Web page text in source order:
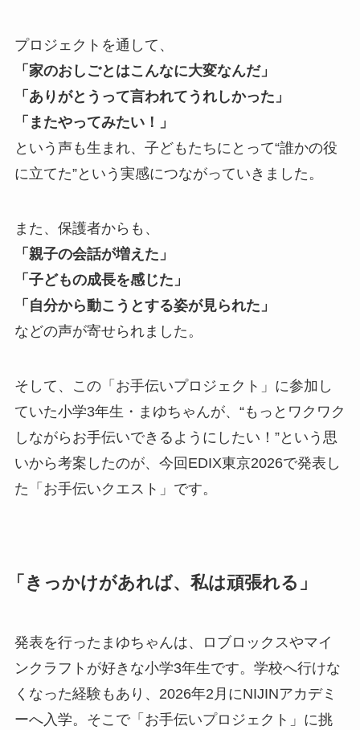
プロジェクトを通して、
「家のおしごとはこんなに大変なんだ」
「ありがとうって言われてうれしかった」
「またやってみたい！」
という声も生まれ、子どもたちにとって“誰かの役
に立てた”という実感につながっていきました。
また、保護者からも、
「親子の会話が増えた」
「子どもの成長を感じた」
「自分から動こうとする姿が見られた」
などの声が寄せられました。
そして、この「お手伝いプロジェクト」に参加し
ていた小学3年生・まゆちゃんが、“もっとワクワク
しながらお手伝いできるようにしたい！”という思
いから考案したのが、今回EDIX東京2026で発表し
た「お手伝いクエスト」です。
「きっかけがあれば、私は頑張れる」
発表を行ったまゆちゃんは、ロブロックスやマイ
ンクラフトが好きな小学3年生です。学校へ行けな
くなった経験もあり、2026年2月にNIJINアカデミ
ーへ入学。そこで「お手伝いプロジェクト」に挑